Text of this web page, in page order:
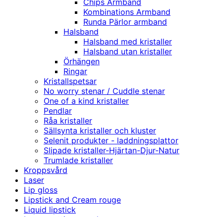
Chips Armband
Kombinations Armband
Runda Pärlor armband
Halsband
Halsband med kristaller
Halsband utan kristaller
Örhängen
Ringar
Kristallspetsar
No worry stenar / Cuddle stenar
One of a kind kristaller
Pendlar
Råa kristaller
Sällsynta kristaller och kluster
Selenit produkter - laddningsplattor
Slipade kristaller-Hjärtan-Djur-Natur
Trumlade kristaller
Kroppsvård
Laser
Lip gloss
Lipstick and Cream rouge
Liquid lipstick